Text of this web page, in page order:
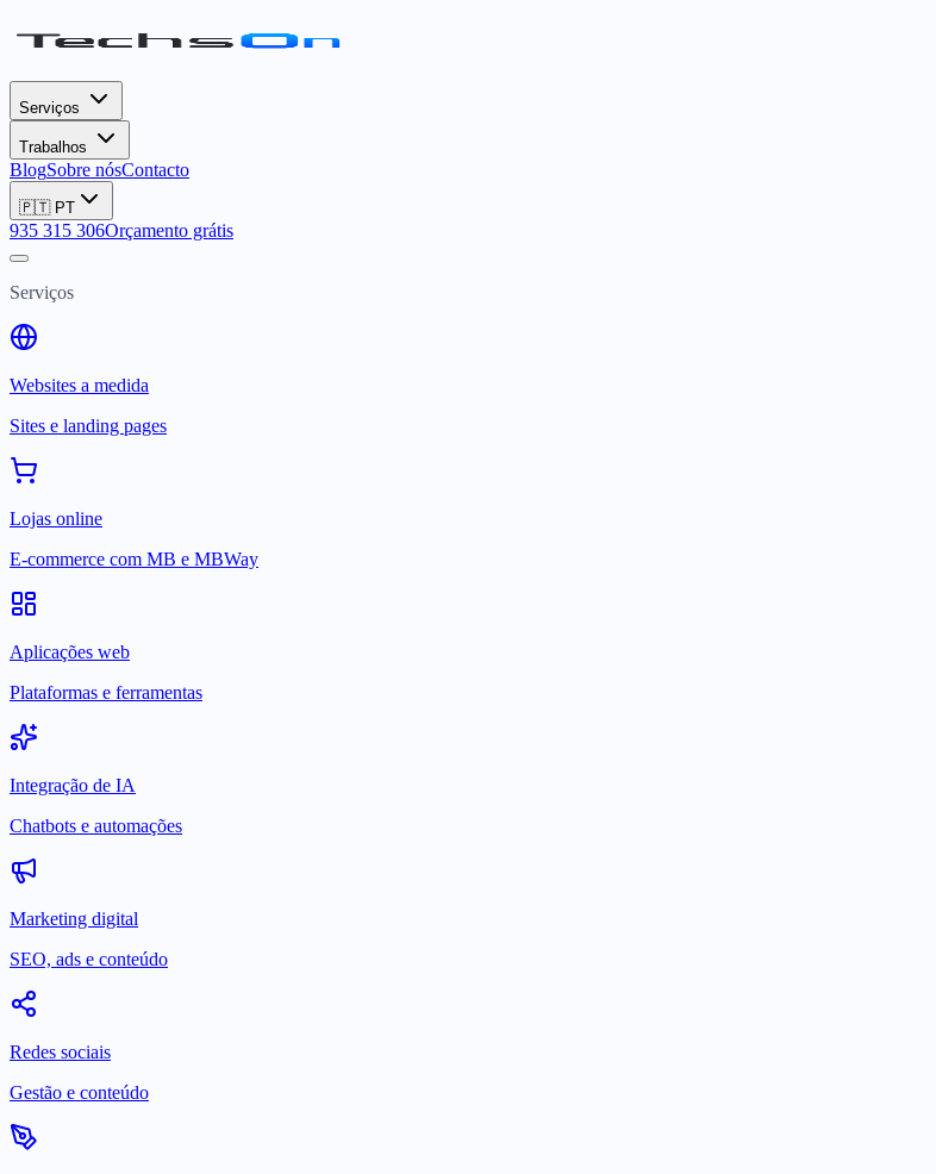
Serviços
Trabalhos
BlogSobre nósContacto
🇵🇹 PT
935 315 306Orçamento grátis
Serviços
Websites a medida
Sites e landing pages
Lojas online
E-commerce com MB e MBWay
Aplicações web
Plataformas e ferramentas
Integração de IA
Chatbots e automações
Marketing digital
SEO, ads e conteúdo
Redes sociais
Gestão e conteúdo